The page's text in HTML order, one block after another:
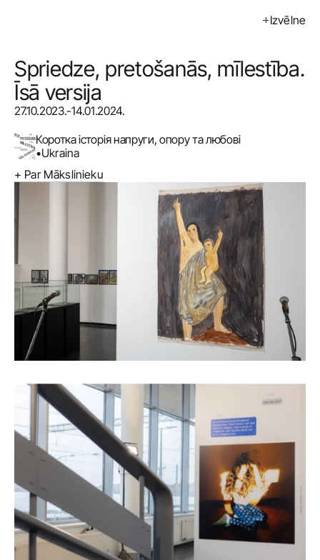
Izvēlne
Pasākumi
Mākslinieki
Kalendārs
Pirkt
Par mums
ENG
Spriedze, pretošanās, mīlestība.
Īsā versija
27.10.2023.-14.01.2024.
Коротка історія напруги, опору та любові
•Ukraina
+ Par Mākslinieku